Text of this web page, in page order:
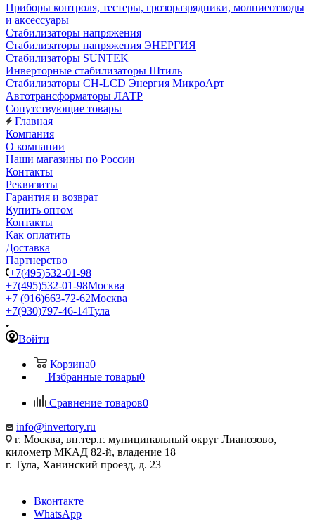
Приборы контроля, тестеры, грозоразрядники, молниеотводы
и аксессуары
Стабилизаторы напряжения
Стабилизаторы напряжения ЭНЕРГИЯ
Стабилизаторы SUNTEK
Инверторные стабилизаторы Штиль
Стабилизаторы СН-LCD Энepгия МикроАрт
Автотрансформаторы ЛАТР
Сопутствующие товары
Главная
Компания
О компании
Наши магазины по России
Контакты
Реквизиты
Гарантия и возврат
Купить оптом
Контакты
Как оплатить
Доставка
Партнерство
+7(495)532-01-98
+7(495)532-01-98Москва
+7 (916)663-72-62Москва
+7(930)797-46-14Тула
Войти
Корзина0
Избранные товары0
Сравнение товаров0
info@invertory.ru
г. Москва, вн.тер.г. муниципальный округ Лианозово,
километр МКАД 82-й, владение 18
г. Тула, Ханинский проезд, д. 23
Вконтакте
WhatsApp